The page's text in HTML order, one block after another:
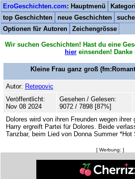
EroGeschichten.com: Hauptmenü
top Geschichten
neue Geschichten
Optionen für Autoren
Zeichengrösse
Wir suchen Geschichten! Hast du eine
hier einsenden! Danke
Kleine Frau ganz groß
Autor: Retepovic
Veröffentlicht:
Nov 08 2024
Gesehen / Gelesen:
9072 / 7898 [87%]
Dolores wird von ihren Freunden wegen ihrer
Harry ergreift Partei für Dolores. Beide
Tanzbar, beim Lied von Donna Summer
[ Werbung: ]